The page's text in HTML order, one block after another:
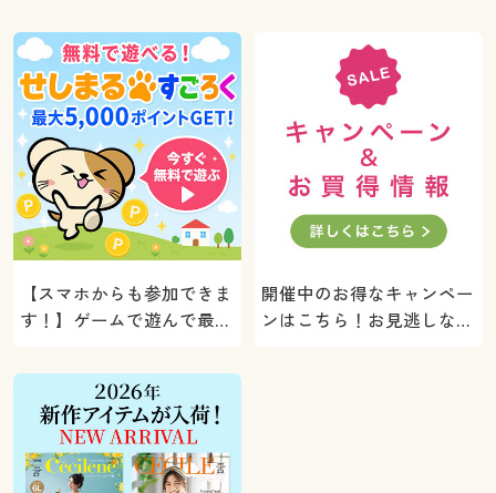
【スマホからも参加できま
す！】ゲームで遊んで最大
ト！
開催中のお得なキャンペー
ンはこちら！お見逃しな